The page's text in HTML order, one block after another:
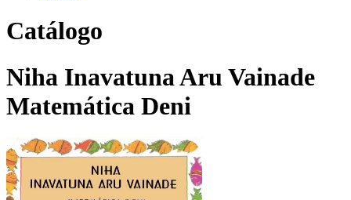
Catálogo
Niha Inavatuna Aru Vainade
Matemática Deni